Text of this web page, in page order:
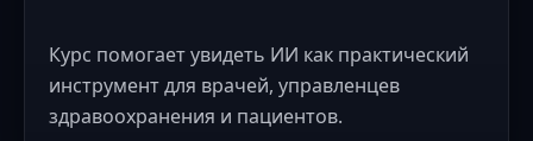
качества колоноскопии, мировой и
российский опыт применения ИИ в
колоноскопии, а также перспективы